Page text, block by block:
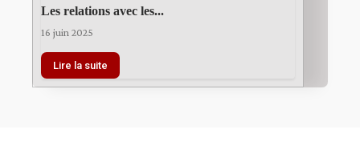
Les relations avec les...
16 juin 2025
Lire la suite